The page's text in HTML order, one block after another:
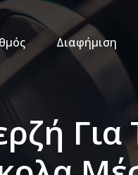
Διαφήμιση